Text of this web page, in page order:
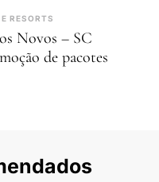
RESORTS
Novos – SC
de pacotes